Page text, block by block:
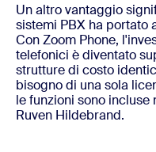
Un altro vantaggio
sistemi PBX ha portato
Con Zoom Phone,
telefonici è diventato
strutture di costo
bisogno di una sola
le funzioni sono incluse
Ruven Hildebrand.